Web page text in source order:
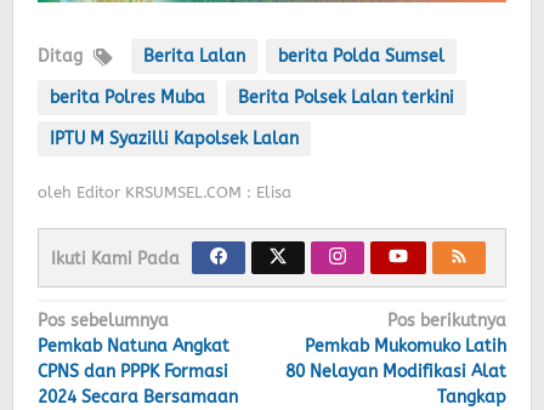
Ditag Berita Lalan
berita Polda Sumsel
berita Polres Muba
Berita Polsek Lalan terkini
IPTU M Syazilli Kapolsek Lalan
oleh Editor KRSUMSEL.COM : Elisa
Ikuti Kami Pada
Navigasi
pos
Pos sebelumnya
Pemkab Natuna Angkat
CPNS dan PPPK Formasi
2024 Secara Bersamaan
Pos berikutnya
Pemkab Mukomuko Latih
80 Nelayan Modifikasi Alat
Tangkap